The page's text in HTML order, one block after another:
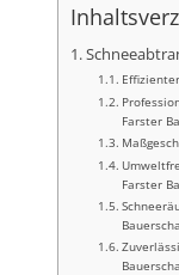
Farster
Farster